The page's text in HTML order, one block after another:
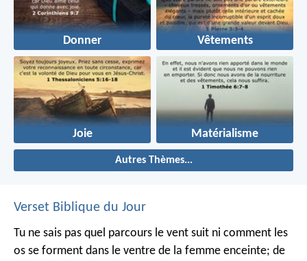
Donner Vêtements
Joie Matérialisme
Autres Thèmes...
Verset Biblique du Jour
Tu ne sais pas quel parcours le vent suit ni comment les
os se forment dans le ventre de la femme enceinte; de